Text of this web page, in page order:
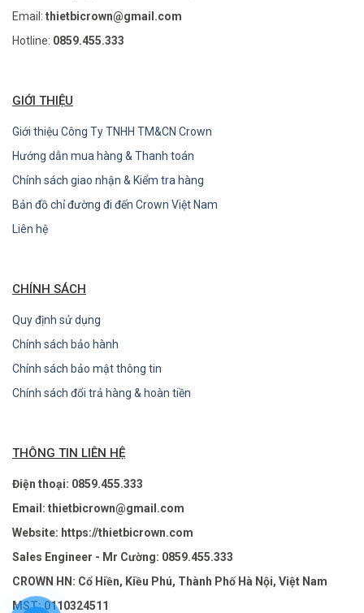
Email: thietbicrown@gmail.com
Hotline: 0859.455.333
GIỚI THIỆU
Giới thiệu Công Ty TNHH TM&CN Crown
Hướng dẫn mua hàng & Thanh toán
Chính sách giao nhận & Kiểm tra hàng
Bản đồ chỉ đường đi đến Crown Việt Nam
Liên hệ
CHÍNH SÁCH
Quy định sử dụng
Chính sách bảo hành
Chính sách bảo mật thông tin
Chính sách đổi trả hàng & hoàn tiền
THÔNG TIN LIÊN HỆ
Điện thoại: 0859.455.333
Email: thietbicrown@gmail.com
Website: https://thietbicrown.com
Sales Engineer - Mr Cường: 0859.455.333
CROWN HN: Cổ Hiền, Kiều Phú, Thành Phố Hà Nội, Việt Nam
MST: 0110324511